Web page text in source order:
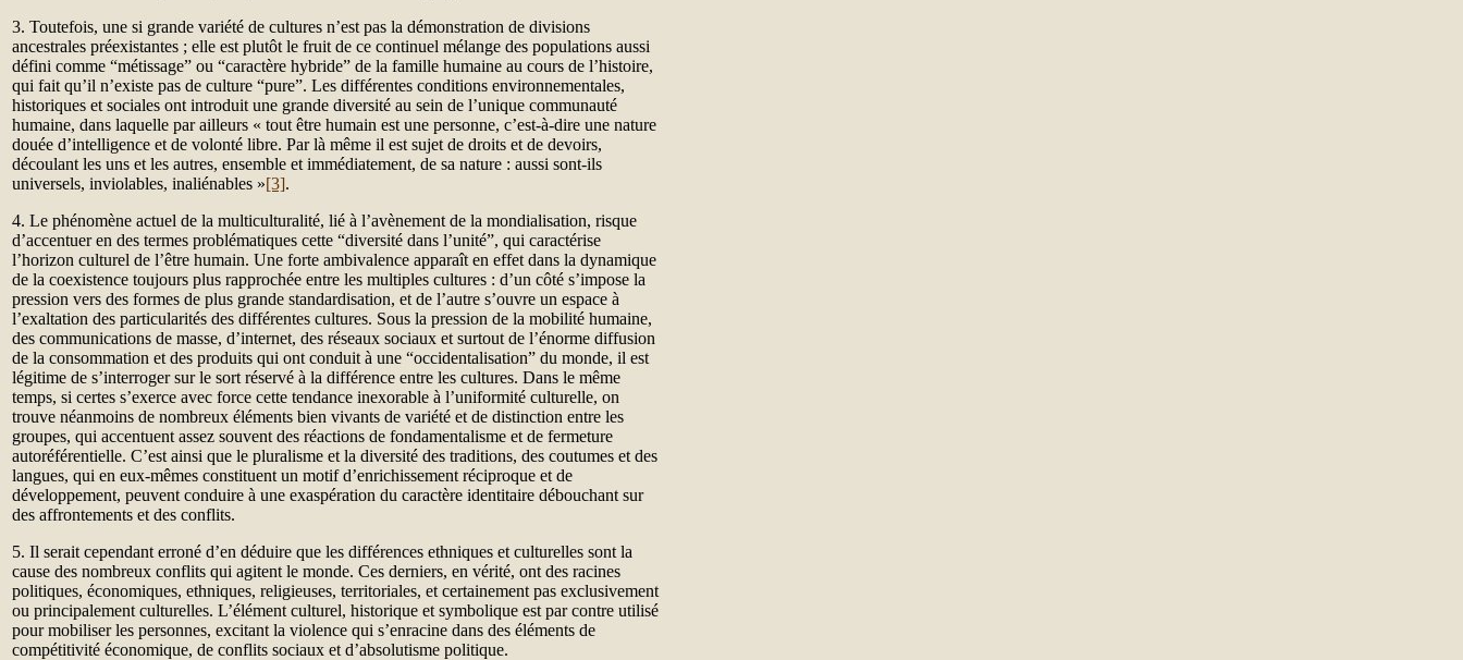
3. Toutefois, une si grande variété de cultures n’est pas la démonstration de divisions
ancestrales préexistantes ; elle est plutôt le fruit de ce continuel mélange des populations aussi
défini comme “métissage” ou “caractère hybride” de la famille humaine au cours de l’histoire,
qui fait qu’il n’existe pas de culture “pure”. Les différentes conditions environnementales,
historiques et sociales ont introduit une grande diversité au sein de l’unique communauté
humaine, dans laquelle par ailleurs « tout être humain est une personne, c’est-à-dire une nature
douée d’intelligence et de volonté libre. Par là même il est sujet de droits et de devoirs,
découlant les uns et les autres, ensemble et immédiatement, de sa nature : aussi sont-ils
universels, inviolables, inaliénables »[3].
4. Le phénomène actuel de la multiculturalité, lié à l’avènement de la mondialisation, risque
d’accentuer en des termes problématiques cette “diversité dans l’unité”, qui caractérise
l’horizon culturel de l’être humain. Une forte ambivalence apparaît en effet dans la dynamique
de la coexistence toujours plus rapprochée entre les multiples cultures : d’un côté s’impose la
pression vers des formes de plus grande standardisation, et de l’autre s’ouvre un espace à
l’exaltation des particularités des différentes cultures. Sous la pression de la mobilité humaine,
des communications de masse, d’internet, des réseaux sociaux et surtout de l’énorme diffusion
de la consommation et des produits qui ont conduit à une “occidentalisation” du monde, il est
légitime de s’interroger sur le sort réservé à la différence entre les cultures. Dans le même
temps, si certes s’exerce avec force cette tendance inexorable à l’uniformité culturelle, on
trouve néanmoins de nombreux éléments bien vivants de variété et de distinction entre les
groupes, qui accentuent assez souvent des réactions de fondamentalisme et de fermeture
autoréférentielle. C’est ainsi que le pluralisme et la diversité des traditions, des coutumes et des
langues, qui en eux-mêmes constituent un motif d’enrichissement réciproque et de
développement, peuvent conduire à une exaspération du caractère identitaire débouchant sur
des affrontements et des conflits.
5. Il serait cependant erroné d’en déduire que les différences ethniques et culturelles sont la
cause des nombreux conflits qui agitent le monde. Ces derniers, en vérité, ont des racines
politiques, économiques, ethniques, religieuses, territoriales, et certainement pas exclusivement
ou principalement culturelles. L’élément culturel, historique et symbolique est par contre utilisé
pour mobiliser les personnes, excitant la violence qui s’enracine dans des éléments de
compétitivité économique, de conflits sociaux et d’absolutisme politique.